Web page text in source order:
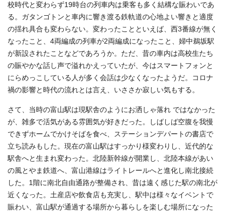
校時代と変わらず19時台の列車内は乗客も多く結構な賑わいであ
る。ガタンゴトンと車内に響き渡る鉄軌道の心地よい響きと適度
の揺れ具合も変わらない。変わったことといえば、西3番線が無く
なったこと、4両編成の列車が2両編成になったこと、婦中鵜坂駅
が新設されたことなどであろうか。ただ、昔の車内は高校生たち
の賑やかな話し声で溢れかえっていたが、今はスマートフォンと
にらめっこしている人が多く会話は少なくなったようだ。コロナ
禍の影響と時代の流れとは言え、いささか寂しい気もする。
さて、当時の富山駅は現駅舎のようにお洒しゃ落れ ではなかった
が、雑多で活気がある雰囲気が好きだった。しばしば空腹を我慢
できずホームでかけそばを食べ、ステーションデパートの書店で
立ち読みもした。現在の富山駅はすっかり様変わりし、近代的な
駅舎へと生まれ変わった。北陸新幹線が開業し、北陸本線があい
の風とやま鉄道へ、富山港線はライトレールへと進化し南北接続
した。1階に南北自由通路が整備され、昔は遠く感じた駅の南北が
近くなった。土産店や飲食店も充実し、駅中は様々なイベントで
賑わい、富山駅が通過する場所から暮らしを楽しむ場所になった